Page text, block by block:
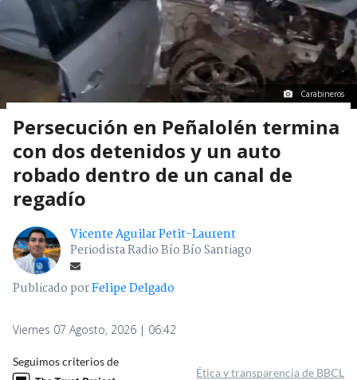
Carabineros
Persecución en Peñalolén termina
con dos detenidos y un auto
robado dentro de un canal de
regadío
Vicente Aguilar Petit-Laurent
Periodista Radio Bío Bío Santiago
Publicado porFelipe Delgado
Viernes 07 Agosto, 2026 | 06:42
Seguimos criterios de
Ética y transparencia de BBCL